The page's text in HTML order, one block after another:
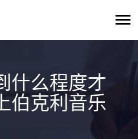
什么程度才
伯克利音乐